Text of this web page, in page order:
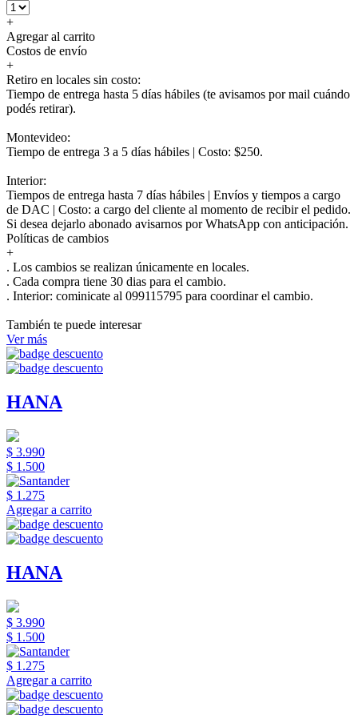
+
Agregar al carrito
Costos de envío
+
Retiro en locales sin costo:
Tiempo de entrega hasta 5 días hábiles (te avisamos por mail cuándo
podés retirar).
Montevideo:
Tiempo de entrega 3 a 5 días hábiles | Costo: $250.
Interior:
Tiempos de entrega hasta 7 días hábiles | Envíos y tiempos a cargo
de DAC | Costo: a cargo del cliente al momento de recibir el pedido.
Si desea dejarlo abonado avisarnos por WhatsApp con anticipación.
Políticas de cambios
+
. Los cambios se realizan únicamente en locales.
. Cada compra tiene 30 dias para el cambio.
. Interior: cominicate al 099115795 para coordinar el cambio.
También te puede interesar
Ver más
HANA
$ 3.990
$ 1.500
$ 1.275
Agregar a carrito
HANA
$ 3.990
$ 1.500
$ 1.275
Agregar a carrito